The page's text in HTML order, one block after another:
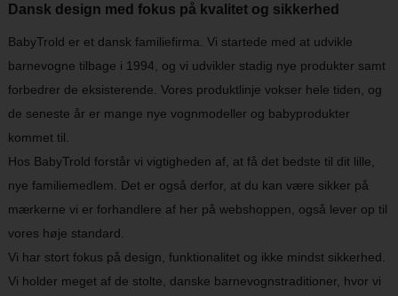
Dansk design med fokus på kvalitet og sikkerhed
BabyTrold er et dansk familiefirma. Vi startede med at udvikle
barnevogne tilbage i 1994, og vi udvikler stadig nye produkter samt
forbedrer de eksisterende. Vores produktlinje vokser hele tiden, og
de seneste år er mange nye vognmodeller og babyprodukter
kommet til.
Hos BabyTrold forstår vi vigtigheden af, at få det bedste til dit lille,
nye familiemedlem. Det er også derfor, at du kan være sikker på
mærkerne vi er forhandlere af her på webshoppen, også lever op til
vores høje standard.
Vi har stort fokus på design, funktionalitet og ikke mindst sikkerhed.
Vi holder meget af de stolte, danske barnevognstraditioner, hvor vi